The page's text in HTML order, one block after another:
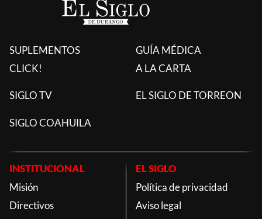
SUPLEMENTOS
CLICK!
GUÍA MÉDICA
A LA CARTA
SIGLO TV EL SIGLO DE TORREON
SIGLO COAHUILA
INSTITUCIONAL
Misión
Directivos
EL SIGLO
Política de privacidad
Aviso legal